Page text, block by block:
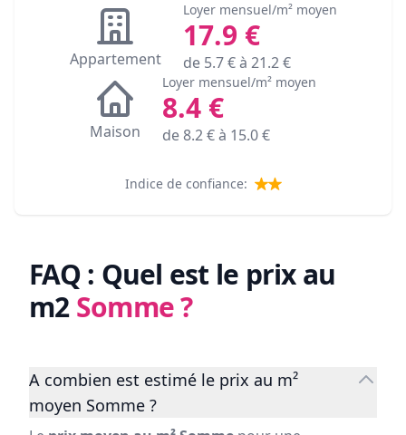
Appartement
Loyer mensuel/m² moyen
17.9 €
de 5.7€ à 21.2€
Maison
Loyer mensuel/m² moyen
8.4 €
de8.2€ à 15.0€
Indice de confiance:
FAQ : Quel est le prix au
m2Somme?
A combien est estimé le prix au m²
moyen Somme ?